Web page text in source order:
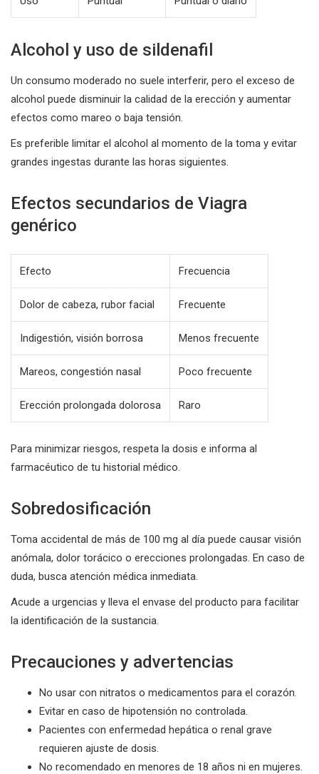
Alcohol y uso de sildenafil
Un consumo moderado no suele interferir, pero el exceso de
alcohol puede disminuir la calidad de la erección y aumentar
efectos como mareo o baja tensión.
Es preferible limitar el alcohol al momento de la toma y evitar
grandes ingestas durante las horas siguientes.
Efectos secundarios de Viagra
genérico
Efecto Frecuencia
Dolor de cabeza, rubor facial Frecuente
Indigestión, visión borrosa Menos frecuente
Mareos, congestión nasal Poco frecuente
Erección prolongada dolorosa Raro
Para minimizar riesgos, respeta la dosis e informa al
farmacéutico de tu historial médico.
Sobredosificación
Toma accidental de más de 100 mg al día puede causar visión
anómala, dolor torácico o erecciones prolongadas. En caso de
duda, busca atención médica inmediata.
Acude a urgencias y lleva el envase del producto para facilitar
la identificación de la sustancia.
Precauciones y advertencias
No usar con nitratos o medicamentos para el corazón.
Evitar en caso de hipotensión no controlada.
Pacientes con enfermedad hepática o renal grave
requieren ajuste de dosis.
No recomendado en menores de 18 años ni en mujeres.